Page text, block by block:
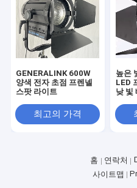
GENERALINK 600W
양색 전자 초점 프렌넬
스팟 라이트
최고의 가격
높은
LED
낮 빛
((극
홈 연락처
사이트맵